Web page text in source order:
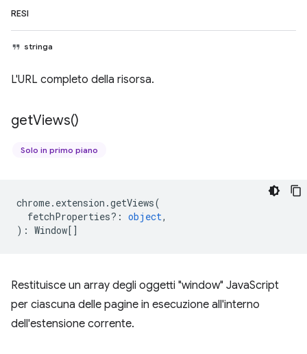
RESI
stringa
L'URL completo della risorsa.
getViews()
Solo in primo piano
chrome. extension .getViews(
fetchProperties? : object,
) : Window[]
Restituisce un array degli oggetti "window" JavaScript
per ciascuna delle pagine in esecuzione all'interno
dell'estensione corrente.